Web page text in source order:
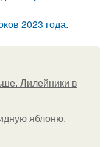
2023 года.
Лилейники в
яблоню.